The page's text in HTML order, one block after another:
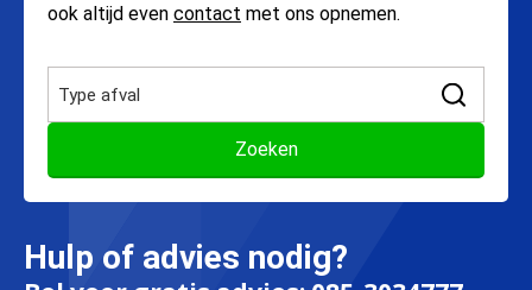
ook altijd even contact met ons opnemen.
Hulp of advies nodig?